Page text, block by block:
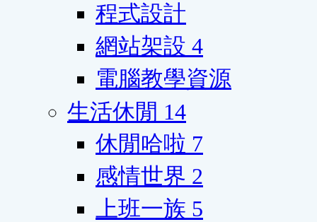
程式設計
網站架設 4
電腦教學資源
生活休閒 14
休閒哈啦 7
感情世界 2
上班一族 5